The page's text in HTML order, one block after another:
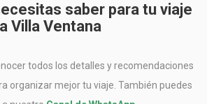
saber para tu viaje
a Villa Ventana
todos los detalles y recomendaciones
organizar mejor tu viaje. También puedes